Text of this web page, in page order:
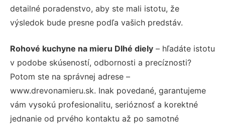
detailné poradenstvo, aby ste mali istotu, že
výsledok bude presne podľa vašich predstáv.
Rohové kuchyne na mieru Dlhé diely – hľadáte istotu
v podobe skúseností, odbornosti a precíznosti?
Potom ste na správnej adrese –
www.drevonamieru.sk. Inak povedané, garantujeme
vám vysokú profesionalitu, serióznosť a korektné
jednanie od prvého kontaktu až po samotné